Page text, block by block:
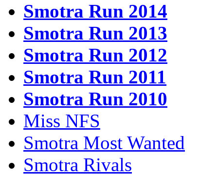
Smotra Run 2014
Smotra Run 2013
Smotra Run 2012
Smotra Run 2011
Smotra Run 2010
Miss NFS
Smotra Most Wanted
Smotra Rivals